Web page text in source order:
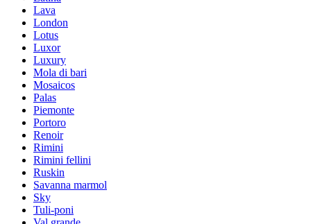
Lava
London
Lotus
Luxor
Luxury
Mola di bari
Mosaicos
Palas
Piemonte
Portoro
Renoir
Rimini
Rimini fellini
Ruskin
Savanna marmol
Sky
Tuli-poni